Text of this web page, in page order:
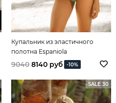
Купальник из эластичного
полотна Espaniola
9040 8140 руб -10%
SALE 30